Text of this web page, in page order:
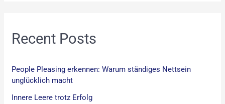
:Recent Posts
People Pleasing erkennen: Warum ständiges Nettsein
unglücklich macht
Innere Leere trotz Erfolg